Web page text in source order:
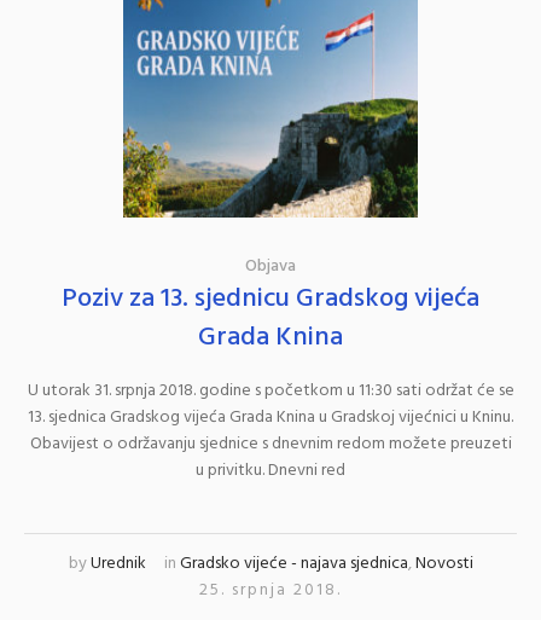
Objava
Poziv za 13. sjednicu Gradskog vijeća
Grada Knina
U utorak 31. srpnja 2018. godine s početkom u 11:30 sati održat će se
13. sjednica Gradskog vijeća Grada Knina u Gradskoj vijećnici u Kninu.
Obavijest o održavanju sjednice s dnevnim redom možete preuzeti
u privitku. Dnevni red
byUrednik inGradsko vijeće - najava sjednica,Novosti
25. srpnja 2018.